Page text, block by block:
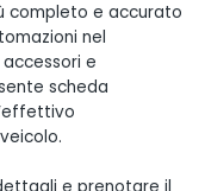
completo e accurato
nel
e
scheda